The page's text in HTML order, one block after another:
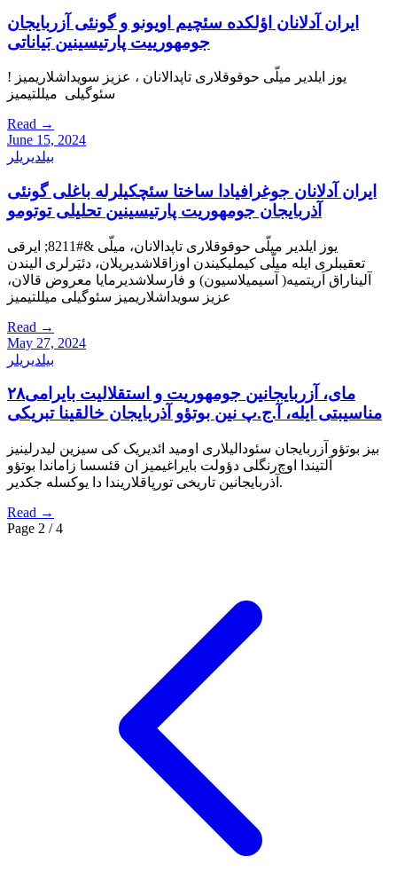
ایران آدلانان اؤلکده سئچیم اویونو و گونئی آزربایجان
جومهورییت پارتیسینین بَیاناتی
یوز ایلدیر میلّی حوقوقلاری تاپدالانان ، عزیز سویداشلاریمیز !
سئوگیلی میللتیمیز
Read →
June 15, 2024
بیلدیریلر
ایران آدلانان جوغرافیادا ساختا سئچکیلرله باغلی گونئی
آذربایجان جومهوریت پارتیسینین تحلیلی توتومو
یوز ایلدیر میلّی حوقوقلاری تاپدالانان، میلّی &#8211; ایرقی
تعقیبلری ایله میلّی کیملیکیندن اوزاقلاشدیریلان، دئيَرلری الیندن
آلیناراق اَریتمیه( آسیمیلاسیون) و فارسلاشدیرمایا معروض قالان،
عزیز سویداشلاریمیز سئوگیلی میللتیمیز
Read →
May 27, 2024
بیلدیریلر
۲۸مای، آزربایجانین جومهوریت و استقلالیت بایرامی
مناسیبتی ایله، آ.ج.پ نین بوتؤو آذربایجان خالقینا تبریکی
بیز بوتؤو آزربایجان سئودالیلاری اومید ائدیریک کی سیزین لیدرلینیز
آلتیندا اوچ‌رنگلی دؤولت بایراغیمیز ان قئسسا زاماندا بوتؤو
آذربایجانین تاریخی تورپاقلاریندا دا یوکسله جکدیر.
Read →
Page 2 /4